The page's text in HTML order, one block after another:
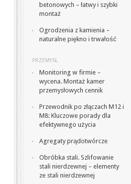
betonowych – łatwy i szybki
montaż
Ogrodzenia z kamienia –
naturalne piękno i trwałość
PRZEMYSŁ
Monitoring w firmie –
wycena. Montaż kamer
przemysłowych cennik
Przewodnik po złączach M12 i
M8: Kluczowe porady dla
efektywnego użycia
Agregaty prądotwórcze
Obróbka stali. Szlifowanie
stali nierdzewnej – elementy
ze stali nierdzewnej